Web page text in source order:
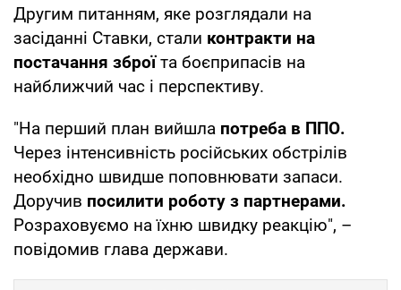
Другим питанням, яке розглядали на
засіданні Ставки, стали контракти на
постачання зброїта боєприпасів на
найближчий час і перспективу.
"На перший план вийшла потреба в ППО.
Через інтенсивність російських обстрілів
необхідно швидше поповнювати запаси.
Доручив посилити роботу з партнерами.
Розраховуємо на їхню швидку реакцію", –
повідомив глава держави.